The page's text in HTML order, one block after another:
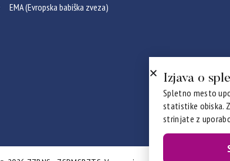
EMA (Evropska babiška zveza)
Izjava o
Spletno mesto
statistike obiska.
strinjate z